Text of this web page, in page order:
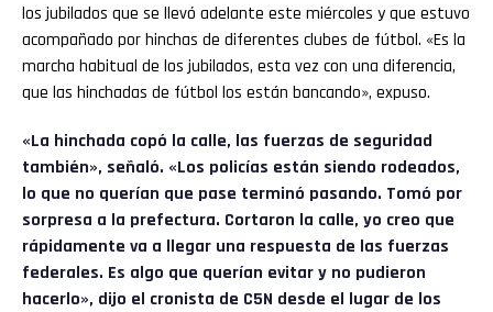
los jubilados que se llevó adelante este miércoles y que estuvo
acompañado por hinchas de diferentes clubes de fútbol. «Es la
marcha habitual de los jubilados, esta vez con una diferencia,
que las hinchadas de fútbol los están bancando», expuso.
«La hinchada copó la calle, las fuerzas de seguridad
también», señaló. «Los policías están siendo rodeados,
lo que no querían que pase terminó pasando. Tomó por
sorpresa a la prefectura. Cortaron la calle, yo creo que
rápidamente va a llegar una respuesta de las fuerzas
federales. Es algo que querían evitar y no pudieron
hacerlo», dijo el cronista de C5N desde el lugar de los